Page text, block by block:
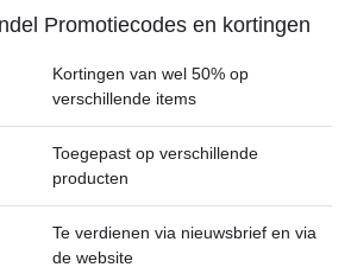
Promotiecodes en kortingen
Kortingen van wel 50% op
verschillende items
Toegepast op verschillende
producten
Te verdienen via nieuwsbrief en via
de website